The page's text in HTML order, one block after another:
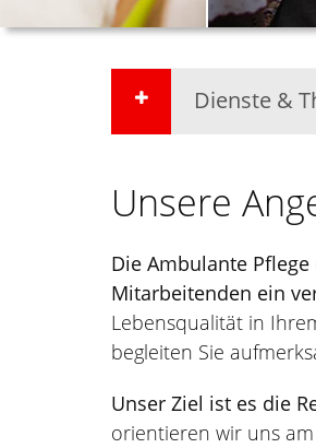
Dienste &
Unsere
Die Ambulante
Mitarbeitenden ein
Lebensqualität in
begleiten Sie
Unser Ziel ist es die
orientieren wir uns